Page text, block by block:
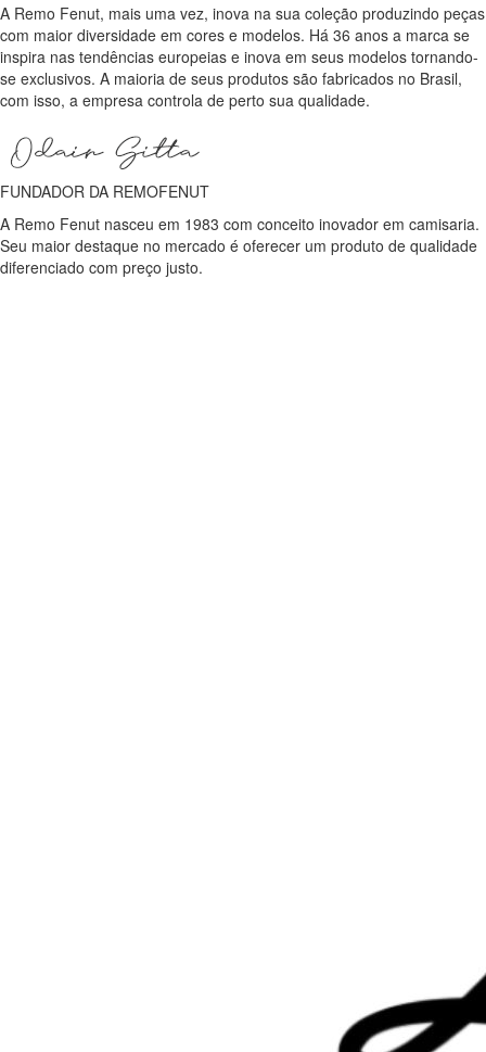
A Remo Fenut, mais uma vez, inova na sua coleção produzindo peças
com maior diversidade em cores e modelos. Há 36 anos a marca se
inspira nas tendências europeias e inova em seus modelos tornando-
se exclusivos. A maioria de seus produtos são fabricados no Brasil,
com isso, a empresa controla de perto sua qualidade.
FUNDADOR DA REMOFENUT
A Remo Fenut nasceu em 1983 com conceito inovador em camisaria.
Seu maior destaque no mercado é oferecer um produto de qualidade
diferenciado com preço justo.